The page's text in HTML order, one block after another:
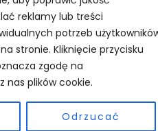
reklamy lub treści
potrzeb
stronie. Kliknięcie przycisku
zgodę na
nas plików cookie.
Odrzucać